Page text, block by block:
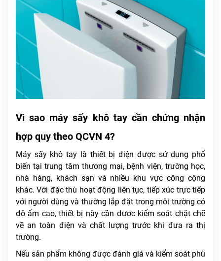
Vì sao máy sấy khô tay cần chứng nhận
hợp quy theo QCVN 4?
Máy sấy khô tay là thiết bị điện được sử dụng phổ
biến tại trung tâm thương mại, bệnh viện, trường học,
nhà hàng, khách sạn và nhiều khu vực công cộng
khác. Với đặc thù hoạt động liên tục, tiếp xúc trực tiếp
với người dùng và thường lắp đặt trong môi trường có
độ ẩm cao, thiết bị này cần được kiểm soát chặt chẽ
về an toàn điện và chất lượng trước khi đưa ra thị
trường.
Nếu sản phẩm không được đánh giá và kiểm soát phù